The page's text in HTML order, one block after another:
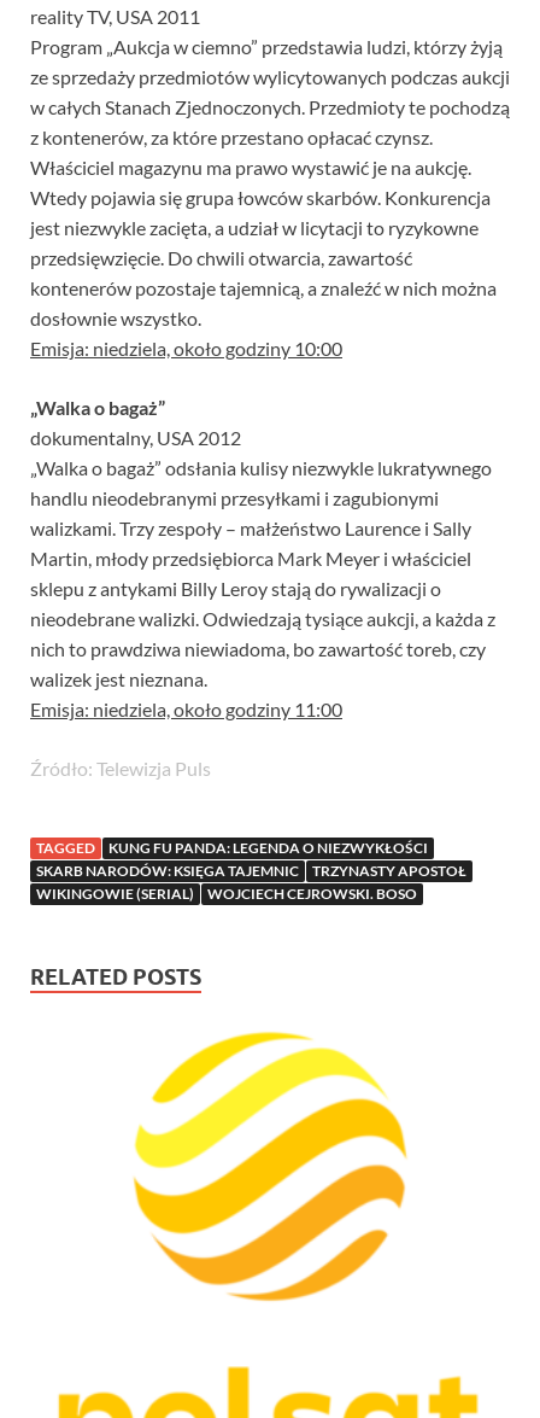
reality TV, USA 2011
Program „Aukcja w ciemno” przedstawia ludzi, którzy żyją
ze sprzedaży przedmiotów wylicytowanych podczas aukcji
w całych Stanach Zjednoczonych. Przedmioty te pochodzą
z kontenerów, za które przestano opłacać czynsz.
Właściciel magazynu ma prawo wystawić je na aukcję.
Wtedy pojawia się grupa łowców skarbów. Konkurencja
jest niezwykle zacięta, a udział w licytacji to ryzykowne
przedsięwzięcie. Do chwili otwarcia, zawartość
kontenerów pozostaje tajemnicą, a znaleźć w nich można
dosłownie wszystko.
Emisja: niedziela, około godziny 10:00
„Walka o bagaż”
dokumentalny, USA 2012
„Walka o bagaż” odsłania kulisy niezwykle lukratywnego
handlu nieodebranymi przesyłkami i zagubionymi
walizkami. Trzy zespoły – małżeństwo Laurence i Sally
Martin, młody przedsiębiorca Mark Meyer i właściciel
sklepu z antykami Billy Leroy stają do rywalizacji o
nieodebrane walizki. Odwiedzają tysiące aukcji, a każda z
nich to prawdziwa niewiadoma, bo zawartość toreb, czy
walizek jest nieznana.
Emisja: niedziela, około godziny 11:00
Źródło: Telewizja Puls
TAGGED
KUNG FU PANDA: LEGENDA O NIEZWYKŁOŚCI
SKARB NARODÓW: KSIĘGA TAJEMNIC
TRZYNASTY APOSTOŁ
WIKINGOWIE (SERIAL)
WOJCIECH CEJROWSKI. BOSO
RELATED POSTS